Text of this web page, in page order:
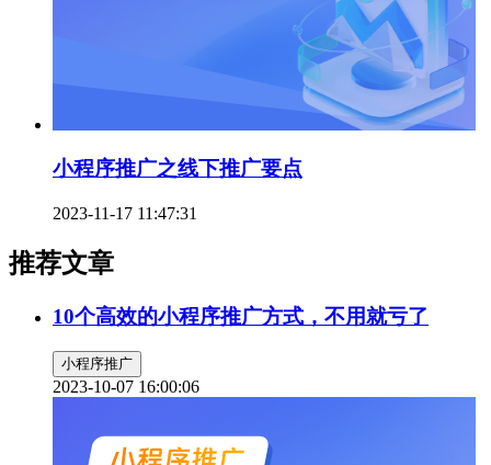
小程序推广之线下推广要点
2023-11-17 11:47:31
推荐文章
10个高效的小程序推广方式，不用就亏了
小程序推广
2023-10-07 16:00:06